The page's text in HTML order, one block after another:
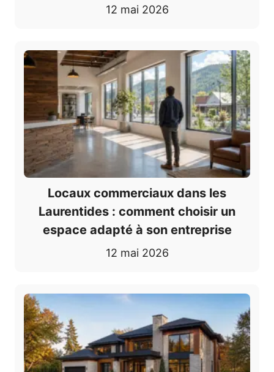
12 mai 2026
Locaux commerciaux dans les
Laurentides : comment choisir un
espace adapté à son entreprise
12 mai 2026